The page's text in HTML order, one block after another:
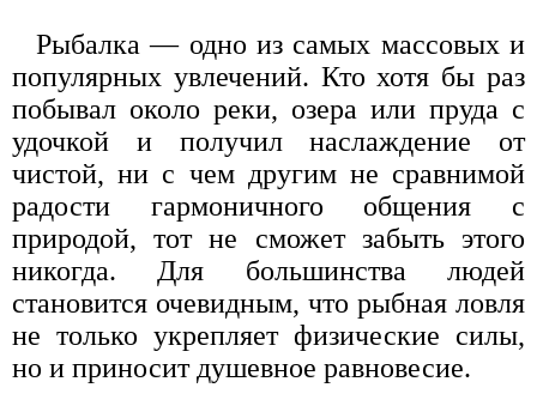
Рыбалка — одно из самых массовых и
популярных увлечений. Кто хотя бы раз
побывал около реки, озера или пруда с
удочкой и получил наслаждение от
чистой, ни с чем другим не сравнимой
радости гармоничного общения с
природой, тот не сможет забыть этого
никогда. Для большинства людей
становится очевидным, что рыбная ловля
не только укрепляет физические силы,
но и приносит душевное равновесие.